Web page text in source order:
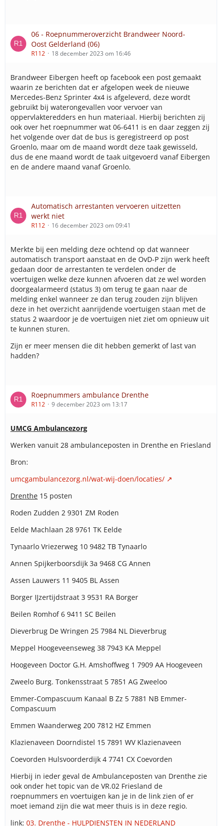
06 - Roepnummeroverzicht Brandweer Noord-
Oost Gelderland (06)
R112 18 december 2023 om 16:46
Brandweer Eibergen heeft op facebook een post gemaakt
waarin ze berichten dat er afgelopen week de nieuwe
Mercedes-Benz Sprinter 4x4 is afgeleverd, deze wordt
gebruikt bij waterongevallen voor vervoer van
oppervlakteredders en hun materiaal. Hierbij berichten zij
ook over het roepnummer wat 06-6411 is en daar zeggen zij
het volgende over dat de bus is geregistreerd op post
Groenlo, maar om de maand wordt deze taak gewisseld,
dus de ene maand wordt de taak uitgevoerd vanaf Eibergen
en de andere maand vanaf Groenlo.
Automatisch arrestanten vervoeren uitzetten
werkt niet
R112 16 december 2023 om 09:41
Merkte bij een melding deze ochtend op dat wanneer
automatisch transport aanstaat en de OvD-P zijn werk heeft
gedaan door de arrestanten te verdelen onder de
voertuigen welke deze kunnen afvoeren dat ze wel worden
doorgealarmeerd (status 3) om terug te gaan naar de
melding enkel wanneer ze dan terug zouden zijn blijven
deze in het overzicht aanrijdende voertuigen staan met de
status 2 waardoor je de voertuigen niet ziet om opnieuw uit
te kunnen sturen.
Zijn er meer mensen die dit hebben gemerkt of last van
hadden?
Roepnummers ambulance Drenthe
R112 9 december 2023 om 13:17
UMCG Ambulancezorg
Werken vanuit 28 ambulanceposten in Drenthe en Friesland
Bron:
umcgambulancezorg.nl/wat-wij-doen/locaties/
Drenthe 15 posten
Roden Zudden 2 9301 ZM Roden
Eelde Machlaan 28 9761 TK Eelde
Tynaarlo Vriezerweg 10 9482 TB Tynaarlo
Annen Spijkerboorsdijk 3a 9468 CG Annen
Assen Lauwers 11 9405 BL Assen
Borger IJzertijdstraat 3 9531 RA Borger
Beilen Romhof 6 9411 SC Beilen
Dieverbrug De Wringen 25 7984 NL Dieverbrug
Meppel Hoogeveenseweg 38 7943 KA Meppel
Hoogeveen Doctor G.H. Amshoffweg 1 7909 AA Hoogeveen
Zweelo Burg. Tonkensstraat 5 7851 AG Zweeloo
Emmer-Compascuum Kanaal B Zz 5 7881 NB Emmer-
Compascuum
Emmen Waanderweg 200 7812 HZ Emmen
Klazienaveen Doorndistel 15 7891 WV Klazienaveen
Coevorden Hulsvoorderdijk 4 7741 CX Coevorden
Hierbij in ieder geval de Ambulanceposten van Drenthe zie
ook onder het topic van de VR.02 Friesland de
roepnummers en voertuigen kan je in de link zien of er
moet iemand zijn die wat meer thuis is in deze regio.
link: 03. Drenthe - HULPDIENSTEN IN NEDERLAND